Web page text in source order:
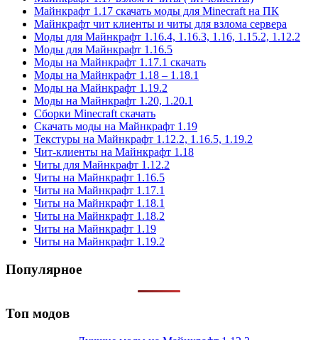
Майнкрафт 1.17 скачать моды для Minecraft на ПК
Майнкрафт чит клиенты и читы для взлома сервера
Моды для Майнкрафт 1.16.4, 1.16.3, 1.16, 1.15.2, 1.12.2
Моды для Майнкрафт 1.16.5
Моды на Майнкрафт 1.17.1 скачать
Моды на Майнкрафт 1.18 – 1.18.1
Моды на Майнкрафт 1.19.2
Моды на Майнкрафт 1.20, 1.20.1
Сборки Minecraft скачать
Скачать моды на Майнкрафт 1.19
Текстуры на Майнкрафт 1.12.2, 1.16.5, 1.19.2
Чит-клиенты на Майнкрафт 1.18
Читы для Майнкрафт 1.12.2
Читы на Майнкрафт 1.16.5
Читы на Майнкрафт 1.17.1
Читы на Майнкрафт 1.18.1
Читы на Майнкрафт 1.18.2
Читы на Майнкрафт 1.19
Читы на Майнкрафт 1.19.2
Популярное
Топ модов